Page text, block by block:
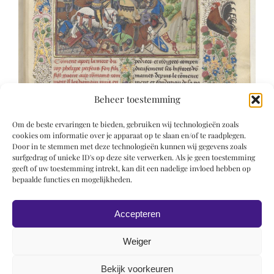
Beheer toestemming
Om de beste ervaringen te bieden, gebruiken wij technologieën zoals
cookies om informatie over je apparaat op te slaan en/of te raadplegen.
Door in te stemmen met deze technologieën kunnen wij gegevens zoals
surfgedrag of unieke ID's op deze site verwerken. Als je geen toestemming
geeft of uw toestemming intrekt, kan dit een nadelige invloed hebben op
bepaalde functies en mogelijkheden.
Accepteren
Weiger
Bekijk voorkeuren